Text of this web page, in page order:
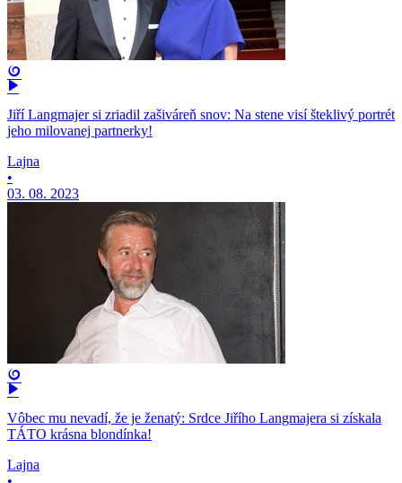
Jiří Langmajer si zriadil zašiváreň snov: Na stene visí šteklivý portrét
jeho milovanej partnerky!
Lajna
•
03. 08. 2023
Vôbec mu nevadí, že je ženatý: Srdce Jiřího Langmajera si získala
TÁTO krásna blondínka!
Lajna